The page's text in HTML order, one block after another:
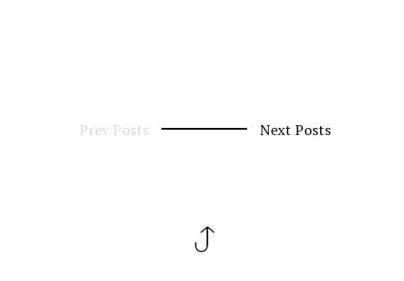
Prev Posts Next Posts